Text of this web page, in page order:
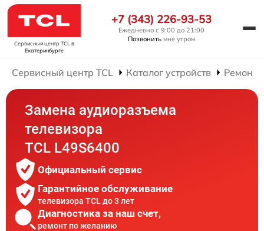
Сервисный центр TCL в
Екатеринбурге
+7 (343) 226-93-53
Ежедневно с 9:00 до 21:00
Позвонить мне утром
Сервисный центр TCL Каталог устройств Ремонт
Замена аудиоразъема
телевизора
TCL L49S6400
Официальный сервис
Гарантийное обслуживание
телевизора TCL до 3 лет
Диагностика за наш счет,
ремонт по желанию